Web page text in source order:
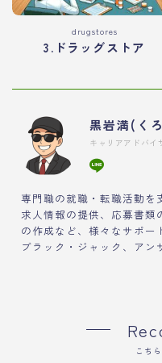
drugstores
3.ドラッグストア
黒岩満(く
キャリアアドバイ
専門職の就職・転職活動を
求人情報の提供、応募書類
の作成など、様々なサポー
ブラック・ジャック、アン
こち